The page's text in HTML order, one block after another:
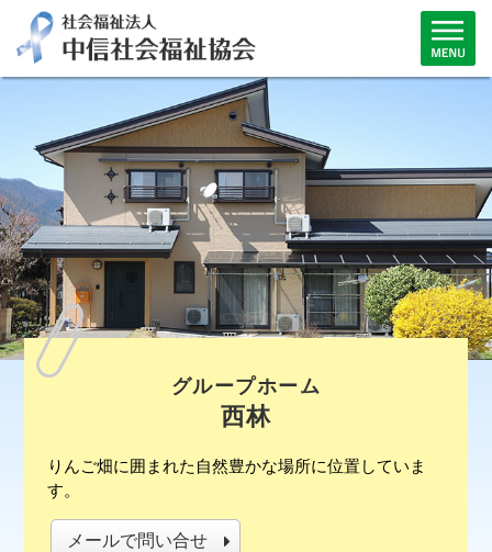
グループホーム
西林
りんご畑に囲まれた自然豊かな場所に位置していま
す。
メールで問い合せ